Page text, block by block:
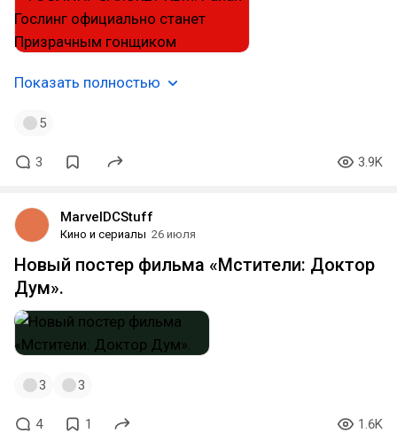
Показать полностью
5
3 3.9K
MarvelDCStuff
Кино и сериалы 26 июля
Новый постер фильма «Мстители: Доктор
Дум».
3 3
4 1 1.6K